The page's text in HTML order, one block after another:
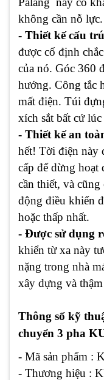
không cần nỗ lực.
- Thiết kế cấu
được cố định
của nó. Góc 360
hướng. Công tắc
mất điện. Túi
xích sắt bất cứ lúc
- Thiết kế an
hết! Tời điện này
cấp để dừng hoạt
cần thiết, và
động điều khiển
hoặc thấp nhất.
- Được sử dụng
khiển từ xa này
nặng trong nhà
xây dựng và
Thông số kỹ
chuyển 3 pha
- Mã sản phẩm :
- Thương hiệu :